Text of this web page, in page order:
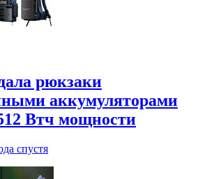
рюкзаки
аккумуляторами
Втч мощности
спустя